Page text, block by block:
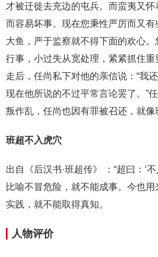
才被迁徙去充边的屯兵。而蛮夷又
而容易坏事。现在您秉性严厉而又
大鱼，严于监察就不得下面的欢心
行事，小过失从宽处理，紧紧抓住重
走后，任尚私下对他的亲信说：“我
现在他所说的不过平常言论罢了。”
叛作乱，任尚也因有罪被召还，就像
班超不入虎穴
出自《后汉书·班超传》 ：“超曰：‘
比喻不冒危险，就不能成事。今也
实践，就不能取得真知。
人物评价